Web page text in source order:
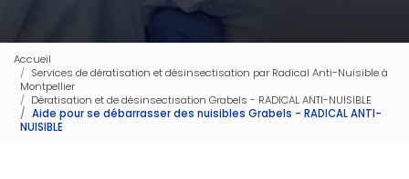
Accueil
Services de dératisation et désinsectisation par Radical Anti-Nuisible à
Montpellier
Dératisation et de désinsectisation Grabels - RADICAL ANTI-NUISIBLE
Aide pour se débarrasser des nuisibles Grabels - RADICAL ANTI-
NUISIBLE